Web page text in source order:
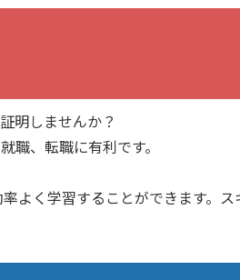
明しませんか？
職、転職に有利です。
よく学習することができます。